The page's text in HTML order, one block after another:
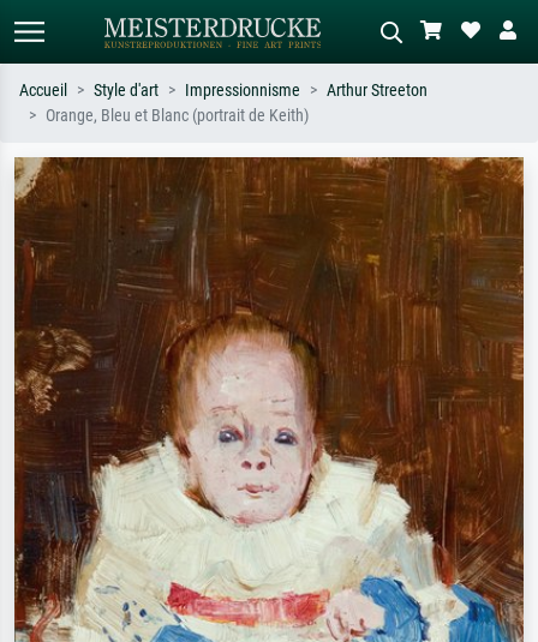
Recherchez par artiste, titre ou style –
ex. Monet, Nuit étoilée,
impressionnisme, vague de Hokusai,
nu.
Décrivez la scène – ex. prairie verte,
abstrait avec beaucoup de rouge,
tableau sombre, nu debout près d'un
arbre.
Accueil Style d'art Impressionnisme
Arthur Streeton
Orange, Bleu et Blanc (portrait de Keith)